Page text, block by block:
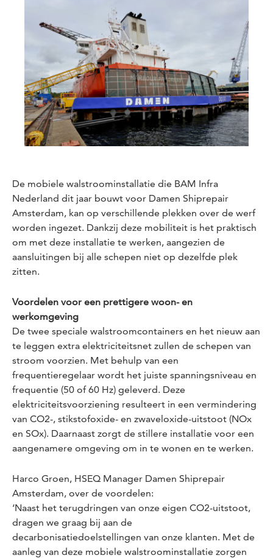
De mobiele walstroominstallatie die BAM Infra
Nederland dit jaar bouwt voor Damen Shiprepair
Amsterdam, kan op verschillende plekken over de werf
worden ingezet. Dankzij deze mobiliteit is het praktisch
om met deze installatie te werken, aangezien de
aansluitingen bij alle schepen niet op dezelfde plek
zitten.
Voordelen voor een prettigere woon- en
werkomgeving
De twee speciale walstroomcontainers en het nieuw aan
te leggen extra elektriciteitsnet zullen de schepen van
stroom voorzien. Met behulp van een
frequentieregelaar wordt het juiste spanningsniveau en
frequentie (50 of 60 Hz) geleverd. Deze
elektriciteitsvoorziening resulteert in een vermindering
van CO2-, stikstofoxide- en zwaveloxide-uitstoot (NOx
en SOx). Daarnaast zorgt de stillere installatie voor een
aangenamere omgeving om in te wonen en te werken.
Harco Groen, HSEQ Manager Damen Shiprepair
Amsterdam, over de voordelen:
‘Naast het terugdringen van onze eigen CO2-uitstoot,
dragen we graag bij aan de
decarbonisatiedoelstellingen van onze klanten. Met de
aanleg van deze mobiele walstroominstallatie zorgen